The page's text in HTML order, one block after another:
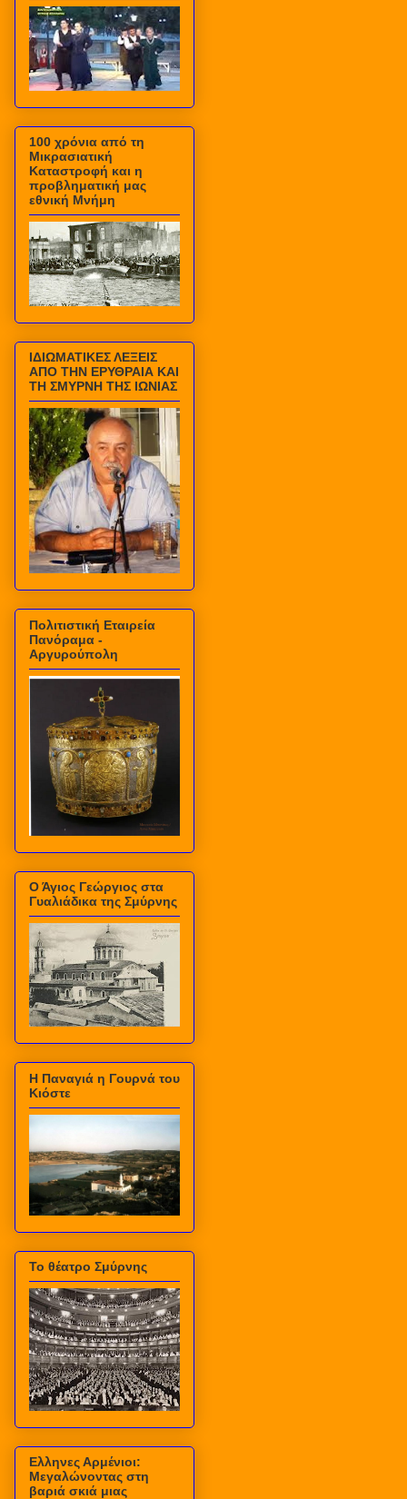
100 χρόνια από τη
Μικρασιατική
Καταστροφή και η
προβληματική μας
εθνική Μνήμη
ΙΔΙΩΜΑΤΙΚΕΣ ΛΕΞΕΙΣ
ΑΠΟ ΤΗΝ ΕΡΥΘΡΑΙΑ ΚΑΙ
ΤΗ ΣΜΥΡΝΗ ΤΗΣ ΙΩΝΙΑΣ
Πολιτιστική Εταιρεία
Πανόραμα -
Αργυρούπολη
Ο Άγιος Γεώργιος στα
Γυαλιάδικα της Σμύρνης
Η Παναγιά η Γουρνά του
Κιόστε
Το θέατρο Σμύρνης
Ελληνες Αρμένιοι:
Μεγαλώνοντας στη
βαριά σκιά μιας